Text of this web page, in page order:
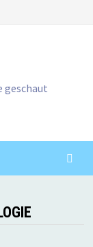
geschaut